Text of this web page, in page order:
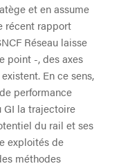
et en assume
récent rapport
Réseau laisse
point -, des axes
En ce sens,
performance
GI la trajectoire
du rail et ses
exploités de
méthodes